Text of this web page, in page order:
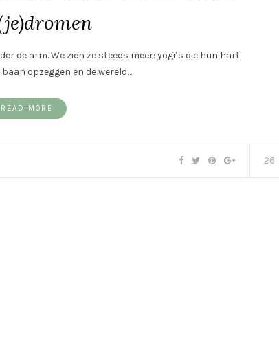
de arm. We zien ze steeds meer: yogi’s die hun hart
opzeggen en de wereld…
READ MORE
26